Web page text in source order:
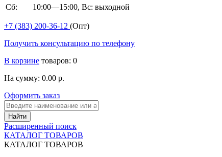
Сб:
10:00—15:00, Вс: выходной
+7 (383) 200-36-12 (Опт)
Получить консультацию по телефону
В корзине товаров: 0
На сумму: 0.00 р.
Оформить заказ
Расширенный поиск
КАТАЛОГ ТОВАРОВ
КАТАЛОГ ТОВАРОВ